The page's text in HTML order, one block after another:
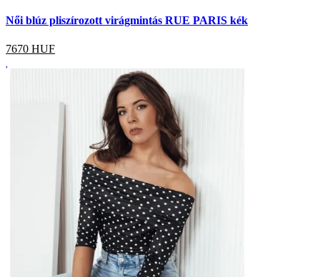
Női blúz pliszírozott virágmintás RUE PARIS kék
7670 HUF